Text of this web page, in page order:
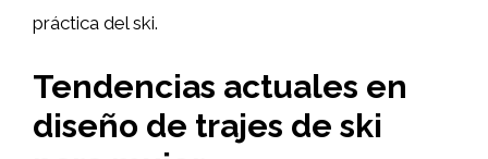
práctica del ski.
Tendencias actuales en
diseño de trajes de ski